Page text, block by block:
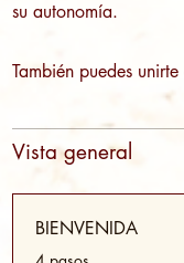
También puedes
Vista general
BIENVENIDA
.